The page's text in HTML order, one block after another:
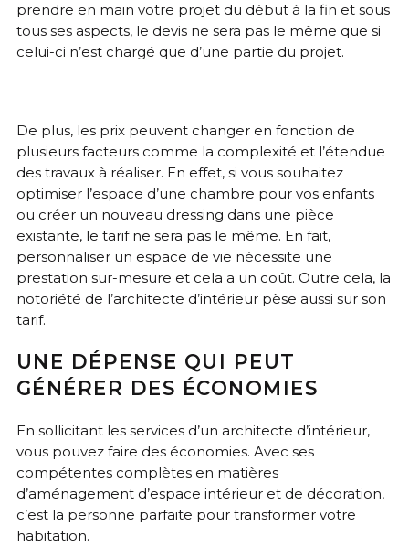
prendre en main votre projet du début à la fin et sous
tous ses aspects, le devis ne sera pas le même que si
celui-ci n’est chargé que d’une partie du projet.
De plus, les prix peuvent changer en fonction de
plusieurs facteurs comme la complexité et l’étendue
des travaux à réaliser. En effet, si vous souhaitez
optimiser l’espace d’une chambre pour vos enfants
ou créer un nouveau dressing dans une pièce
existante, le tarif ne sera pas le même. En fait,
personnaliser un espace de vie nécessite une
prestation sur-mesure et cela a un coût. Outre cela, la
notoriété de l’architecte d’intérieur pèse aussi sur son
tarif.
UNE DÉPENSE QUI PEUT
GÉNÉRER DES ÉCONOMIES
En sollicitant les services d’un architecte d’intérieur,
vous pouvez faire des économies. Avec ses
compétentes complètes en matières
d’aménagement d’espace intérieur et de décoration,
c’est la personne parfaite pour transformer votre
habitation.